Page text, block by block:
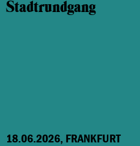
Stadtrundgang
18.06.2026, FRANKFURT